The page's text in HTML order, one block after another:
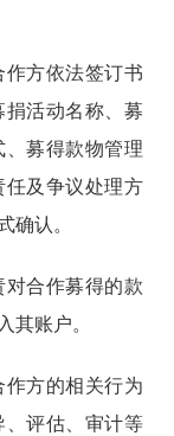
方依法签订书
活动名称、募
募得款物管理
任及争议处理方
确认。
合作募得的款
其账户。
方的相关行为
、评估、审计等